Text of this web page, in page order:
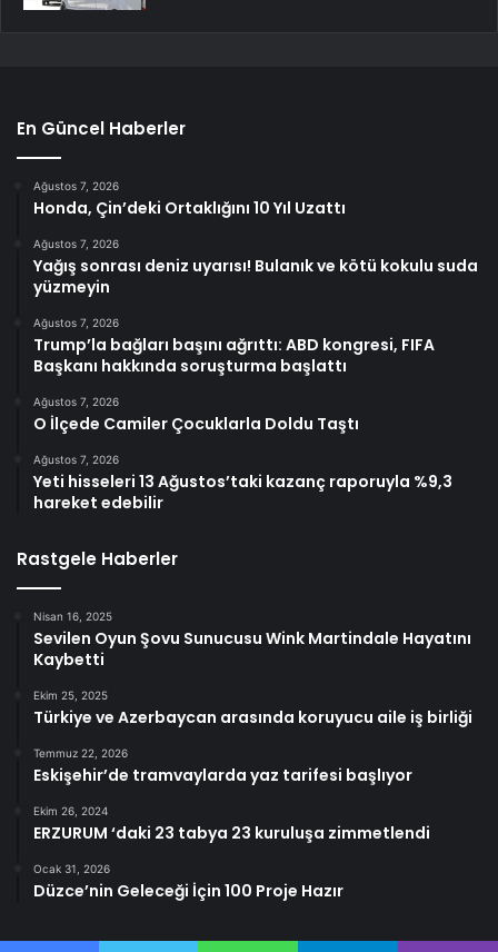
En Güncel Haberler
Ağustos 7, 2026
Honda, Çin’deki Ortaklığını 10 Yıl Uzattı
Ağustos 7, 2026
Yağış sonrası deniz uyarısı! Bulanık ve kötü kokulu suda
yüzmeyin
Ağustos 7, 2026
Trump’la bağları başını ağrıttı: ABD kongresi, FIFA
Başkanı hakkında soruşturma başlattı
Ağustos 7, 2026
O İlçede Camiler Çocuklarla Doldu Taştı
Ağustos 7, 2026
Yeti hisseleri 13 Ağustos’taki kazanç raporuyla %9,3
hareket edebilir
Rastgele Haberler
Nisan 16, 2025
Sevilen Oyun Şovu Sunucusu Wink Martindale Hayatını
Kaybetti
Ekim 25, 2025
Türkiye ve Azerbaycan arasında koruyucu aile iş birliği
Temmuz 22, 2026
Eskişehir’de tramvaylarda yaz tarifesi başlıyor
Ekim 26, 2024
ERZURUM ‘daki 23 tabya 23 kuruluşa zimmetlendi
Ocak 31, 2026
Düzce’nin Geleceği İçin 100 Proje Hazır